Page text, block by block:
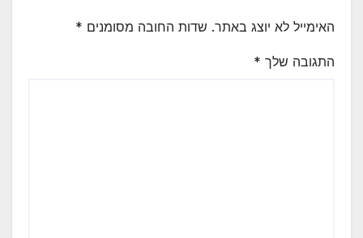
האימייל לא יוצג באתר. שדות החובה מסומנים *
התגובה שלך *